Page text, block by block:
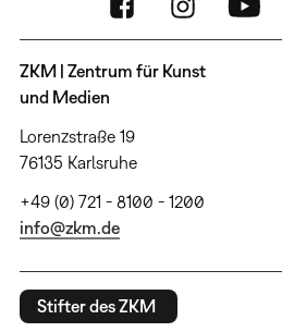
ZKM | Zentrum für Kunst
und Medien
Lorenzstraße 19
76135 Karlsruhe
+49 (0) 721 - 8100 - 1200
info@zkm.de
Stifter des ZKM